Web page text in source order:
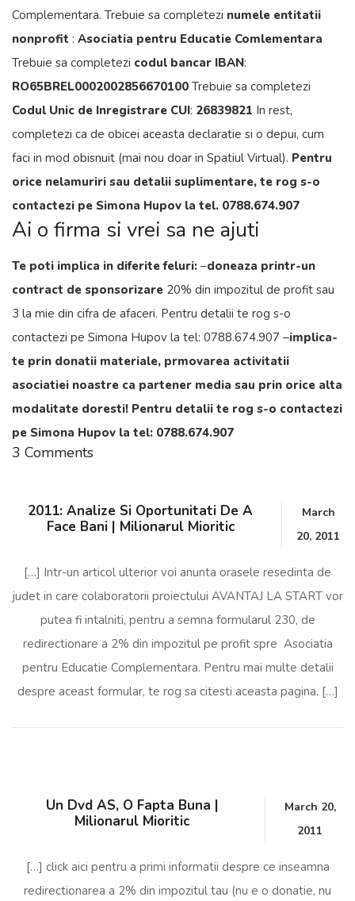
Complementara. Trebuie sa completezi numele entitatii
nonprofit : Asociatia pentru Educatie Comlementara
Trebuie sa completezi codul bancar IBAN:
RO65BREL0002002856670100 Trebuie sa completezi
Codul Unic de Inregistrare CUI: 26839821 In rest,
completezi ca de obicei aceasta declaratie si o depui, cum
faci in mod obisnuit (mai nou doar in Spatiul Virtual). Pentru
orice nelamuriri sau detalii suplimentare, te rog s-o
contactezi pe Simona Hupov la tel. 0788.674.907
Ai o firma si vrei sa ne ajuti
Te poti implica in diferite feluri: –doneaza printr-un
contract de sponsorizare 20% din impozitul de profit sau
3 la mie din cifra de afaceri. Pentru detalii te rog s-o
contactezi pe Simona Hupov la tel: 0788.674.907 –implica-
te prin donatii materiale, prmovarea activitatii
asociatiei noastre ca partener media sau prin orice alta
modalitate doresti! Pentru detalii te rog s-o contactezi
pe Simona Hupov la tel: 0788.674.907
3 Comments
2011: Analize Si Oportunitati De A
Face Bani | Milionarul Mioritic
March
20, 2011
[…] Intr-un articol ulterior voi anunta orasele resedinta de
judet in care colaboratorii proiectului AVANTAJ LA START vor
putea fi intalniti, pentru a semna formularul 230, de
redirectionare a 2% din impozitul pe profit spre Asociatia
pentru Educatie Complementara. Pentru mai multe detalii
despre aceast formular, te rog sa citesti aceasta pagina. […]
Un Dvd AS, O Fapta Buna |
Milionarul Mioritic
March 20,
2011
[…] click aici pentru a primi informatii despre ce inseamna
redirectionarea a 2% din impozitul tau (nu e o donatie, nu